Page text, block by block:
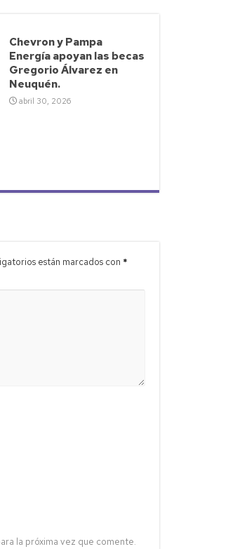
Chevron y Pampa
Energía apoyan las becas
Gregorio Álvarez en
Neuquén.
abril 30, 2026
están marcados con *
la próxima vez que comente.